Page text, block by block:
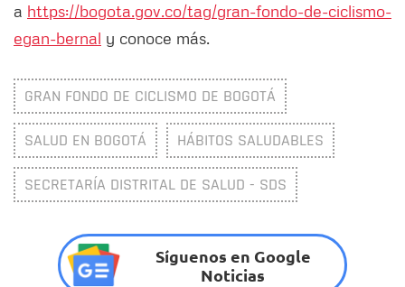
a https://bogota.gov.co/tag/gran-fondo-de-ciclismo-
egan-bernal y conoce más.
GRAN FONDO DE CICLISMO DE BOGOTÁ
SALUD EN BOGOTÁ HÁBITOS SALUDABLES
SECRETARÍA DISTRITAL DE SALUD - SDS
Síguenos en Google
Noticias